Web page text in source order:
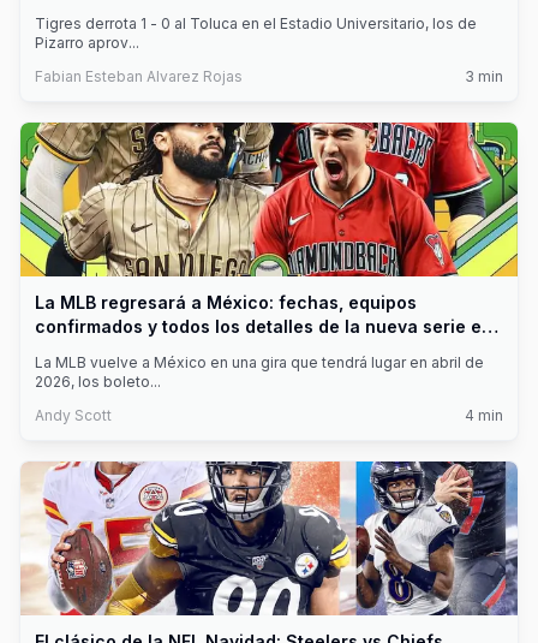
Tigres derrota 1 - 0 al Toluca en el Estadio Universitario, los de
Pizarro aprov...
Fabian Esteban Alvarez Rojas
3 min
La MLB regresará a México: fechas, equipos
confirmados y todos los detalles de la nueva serie en
La MLB vuelve a México en una gira que tendrá lugar en abril de
2026, los boleto...
Andy Scott
4 min